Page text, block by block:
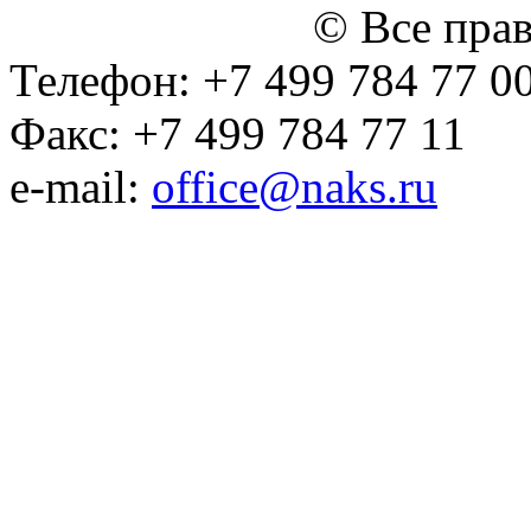
© Все
Телефон: +7 499 784 77
Факс: +7 499 784 77 11
e-mail: office@naks.ru